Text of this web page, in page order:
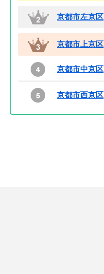
京都市左京区
京都市上京区
京都市中京区
京都市西京区